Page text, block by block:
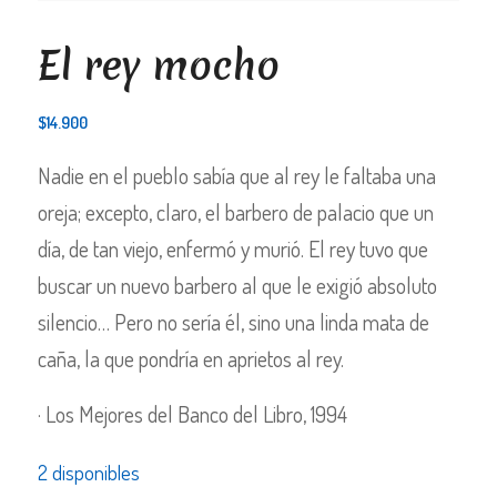
El rey mocho
$14.900
Nadie en el pueblo sabía que al rey le faltaba una
oreja; excepto, claro, el barbero de palacio que un
día, de tan viejo, enfermó y murió. El rey tuvo que
buscar un nuevo barbero al que le exigió absoluto
silencio… Pero no sería él, sino una linda mata de
caña, la que pondría en aprietos al rey.
· Los Mejores del Banco del Libro, 1994
2 disponibles